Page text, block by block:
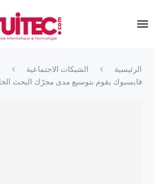
الرئيسية
الشبكات الاجتماعية
فايسبوك يقوم بتوسيع مدى محرّك البحث